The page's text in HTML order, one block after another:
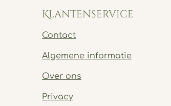
Klantenservice
Contact
Algemene informatie
Over ons
Privacy